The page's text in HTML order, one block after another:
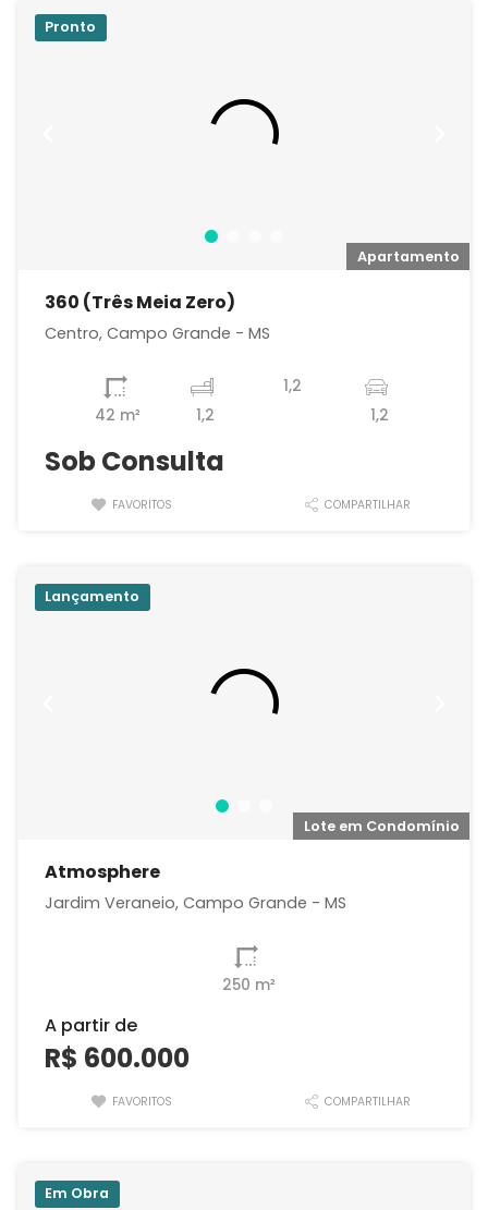
Apartamento
Pronto
360 (Três Meia Zero)
Centro, Campo Grande - MS
42 m² 1,2
1,2
1,2
Sob Consulta
FAVORITOS COMPARTILHAR
Lote em Condomínio
Lançamento
Atmosphere
Jardim Veraneio, Campo Grande - MS
250 m²
A partir de
R$ 600.000
FAVORITOS COMPARTILHAR
Em Obra